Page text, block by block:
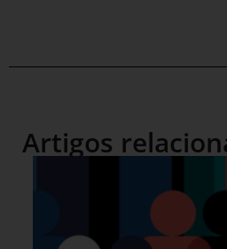
Artigos